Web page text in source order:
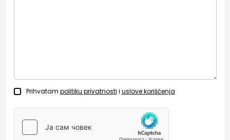
Prihvatam politiku privatnosti i uslove korišćenja